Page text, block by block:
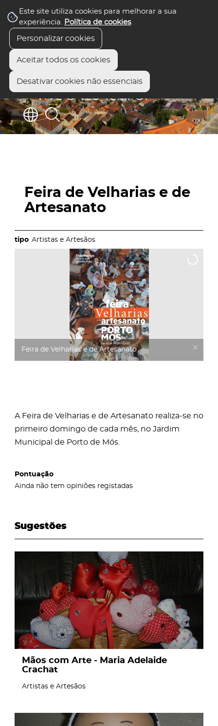
Este site utiliza cookies para melhorar a sua
experiência. Política de cookies.
Personalizar cookies
Aceitar todos os cookies
Desativar cookies não essenciais
Feira de Velharias e de
Artesanato
Artistas e Artesãos
Feira de Velharias e de Artesanato
A Feira de Velharias e de Artesanato realiza-se no
primeiro domingo de cada mês, no Jardim
Municipal de Porto de Mós.
Pontuação
Ainda não tem opiniões registadas
Sugestões
Mãos com Arte - Maria Adelaide
Crachat
Artistas e Artesãos